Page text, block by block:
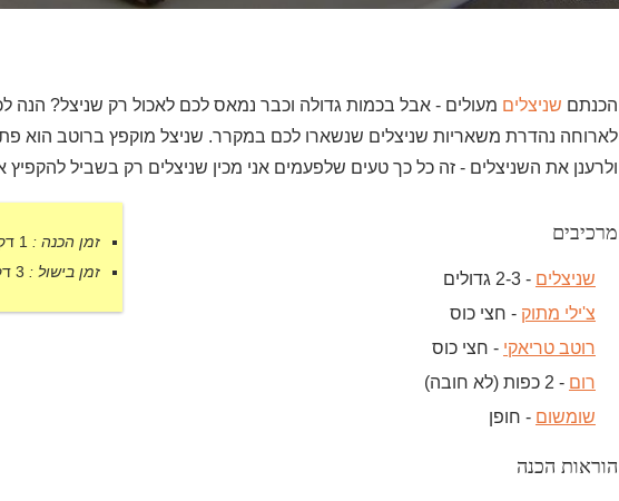
הכנתם שניצלים מעולים - אבל בכמות גדולה וכבר נמאס לכם לאכול רק שניצל? הנה
לארוחה נהדרת משאריות שניצלים שנשארו לכם במקרר. שניצל מוקפץ ברוטב הוא
ולרענן את השניצלים - זה כל כך טעים שלפעמים אני מכין שניצלים רק בשביל להקפיץ
זמן הכנה : 1 דקות
זמן בישול : 3 דקות
מרכיבים
שניצלים - 2-3 גדולים
צ'ילי מתוק - חצי כוס
רוטב טריאקי - חצי כוס
רום - 2 כפות (לא חובה)
שומשום - חופן
הוראות הכנה